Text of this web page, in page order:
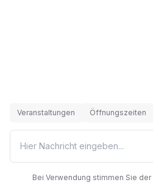
Veranstaltungen Öffnungszeiten
Bei Verwendung stimmen Sie der